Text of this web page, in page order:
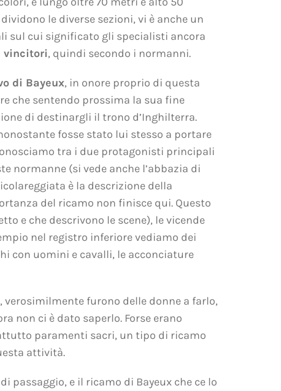
le diverse sezioni, vi è anche un
sul cui significato gli specialisti ancora
vincitori, quindi secondo i normanni.
di Bayeux, in onore proprio di questa
che sentendo prossima la sua fine
di destinargli il trono d’Inghilterra.
fosse stato lui stesso a portare
tra i due protagonisti principali
normanne (si vede anche l’abbazia di
è la descrizione della
del ricamo non finisce qui. Questo
e che descrivono le scene), le vicende
nel registro inferiore vediamo dei
con uomini e cavalli, le acconciature
furono delle donne a farlo,
non ci è dato saperlo. Forse erano
paramenti sacri, un tipo di ricamo
attività.
e il ricamo di Bayeux che ce lo